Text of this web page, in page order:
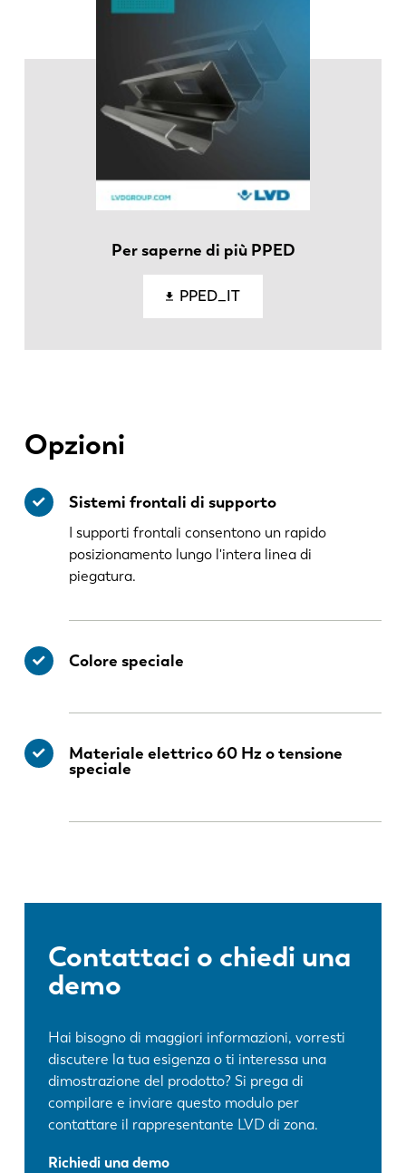
Per saperne di più PPED
PPED_IT
Opzioni
Sistemi frontali di supporto
I supporti frontali consentono un rapido
posizionamento lungo l'intera linea di
piegatura.
Colore speciale
Materiale elettrico 60 Hz o tensione
speciale
Contattaci o chiedi una
demo
Hai bisogno di maggiori informazioni, vorresti
discutere la tua esigenza o ti interessa una
dimostrazione del prodotto? Si prega di
compilare e inviare questo modulo per
contattare il rappresentante LVD di zona.
Richiedi una demo
IT
SK
CN